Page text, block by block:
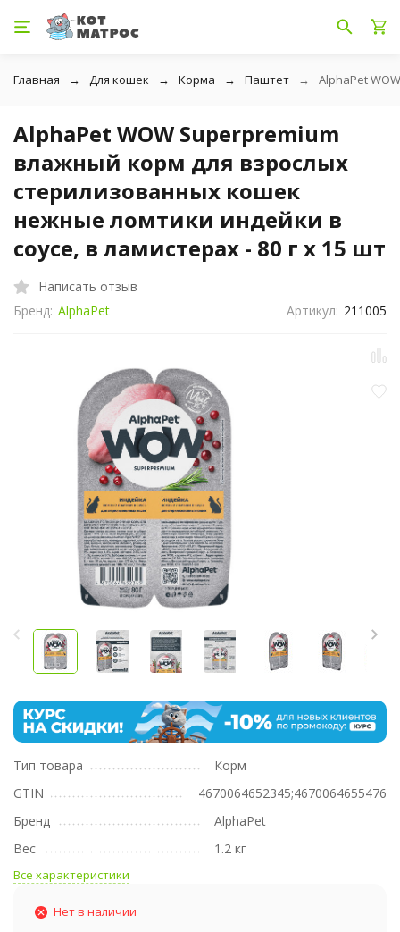
Главная Для кошек Корма Паштет AlphaPet
AlphaPet WOW Superpremium
влажный корм для взрослых
стерилизованных кошек
нежные ломтики индейки в
соусе, в ламистерах - 80 г х 15 шт
Написать отзыв
Бренд: AlphaPet Артикул: 211005
Тип товара
Корм
GTIN
4670064652345;4670064655476
Бренд
AlphaPet
Вес
1.2 кг
Все характеристики
Нет в наличии